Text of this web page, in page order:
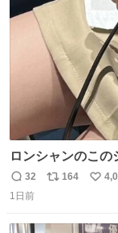
ロンシャンのこ
ール価格になって
持ってるだけでコ
返
信
32
リ
164
い
1日前